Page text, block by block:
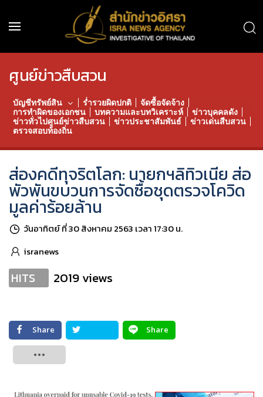
ศูนย์ข่าวสืบสวน
บัญชีทรัพย์สิน ร่ำรวยผิดปกติ
จัดซื้อจัดจ้าง
การทำผิดของเอกชน
บทความและบทวิเคราะห์
ข่าวบุคคลดัง
ข่าวทั่วไปศูนย์ข่าวสืบสวน
ข่าวประชาสัมพันธ์
ข่าวเด่นสืบสวน
ตรวจสอบท้องถิ่น
ส่องคดีทุจริตโลก: นายกฯลิทิวเนีย ส่อ
พัวพันขบวนการจัดซื้อชุดตรวจโควิด
มูลค่าร้อยล้าน
วันอาทิตย์ ที่ 30 สิงหาคม 2563 เวลา 17:30 น.
isranews
HITS 2019 views
Share
Share